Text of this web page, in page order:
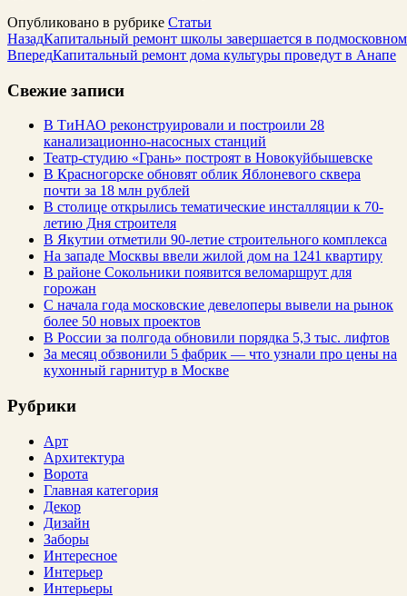
Опубликовано в рубрике Статьи
НазадКапитальный ремонт школы завершается в
ВпередКапитальный ремонт дома культуры проведут в Анапе
Свежие записи
В ТиНАО реконструировали и построили 28
канализационно-насосных станций
Театр-студию «Грань» построят в Новокуйбышевске
В Красногорске обновят облик Яблоневого сквера
почти за 18 млн рублей
В столице открылись тематические инсталляции к 70-
летию Дня строителя
В Якутии отметили 90-летие строительного комплекса
На западе Москвы ввели жилой дом на 1241 квартиру
В районе Сокольники появится веломаршрут для
горожан
С начала года московские девелоперы вывели на рынок
более 50 новых проектов
В России за полгода обновили порядка 5,3 тыс. лифтов
За месяц обзвонили 5 фабрик — что узнали про цены на
кухонный гарнитур в Москве
Рубрики
Арт
Архитектура
Ворота
Главная категория
Декор
Дизайн
Заборы
Интересное
Интерьер
Интерьеры